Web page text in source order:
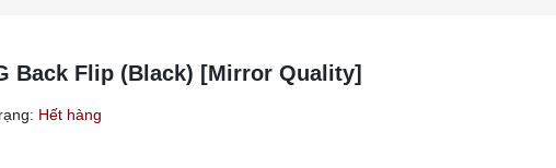
Back Flip (Black) [Mirror Quality]
Hết hàng